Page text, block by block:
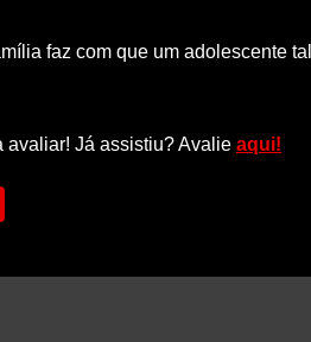
faz com que um adolescente
avaliar! Já assistiu? Avalie aqui!